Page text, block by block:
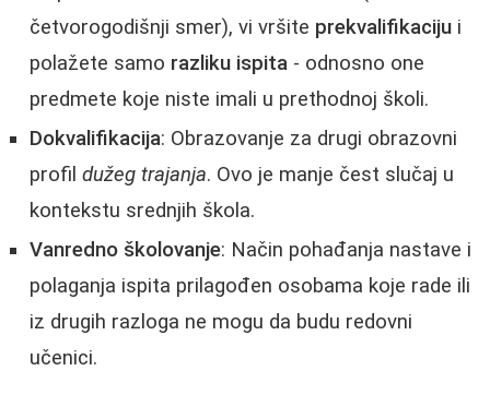
četvorogodišnji smer), vi vršite prekvalifikaciju i
polažete samo razliku ispita - odnosno one
predmete koje niste imali u prethodnoj školi.
Dokvalifikacija: Obrazovanje za drugi obrazovni
profil dužeg trajanja. Ovo je manje čest slučaj u
kontekstu srednjih škola.
Vanredno školovanje: Način pohađanja nastave i
polaganja ispita prilagođen osobama koje rade ili
iz drugih razloga ne mogu da budu redovni
učenici.